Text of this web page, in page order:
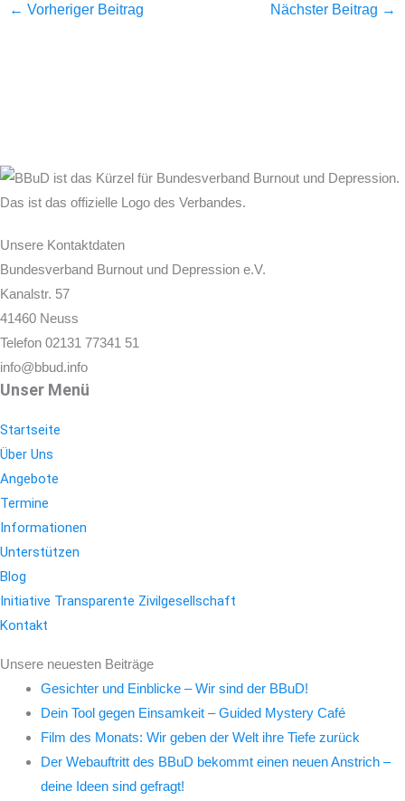
← Vorheriger Beitrag Nächster Beitrag →
Unsere Kontaktdaten
Bundesverband Burnout und Depression e.V.
Kanalstr. 57
41460 Neuss
Telefon 02131 77341 51
info@bbud.info
Unser Menü
Startseite
Über Uns
Angebote
Termine
Informationen
Unterstützen
Blog
Initiative Transparente Zivilgesellschaft
Kontakt
Unsere neuesten Beiträge
Gesichter und Einblicke – Wir sind der BBuD!
Dein Tool gegen Einsamkeit – Guided Mystery Café
Film des Monats: Wir geben der Welt ihre Tiefe zurück
Der Webauftritt des BBuD bekommt einen neuen Anstrich –
deine Ideen sind gefragt!